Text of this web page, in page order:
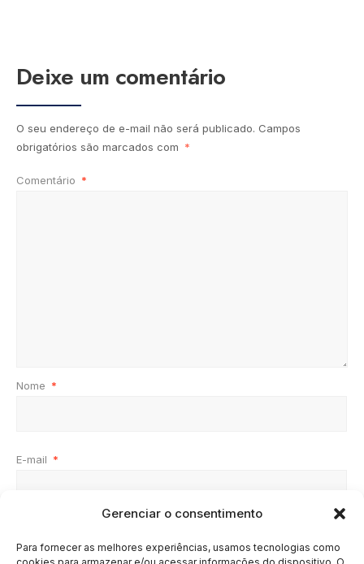
Gerenciar o consentimento
Para fornecer as melhores experiências, usamos tecnologias como
Deixe um comentário
O seu endereço de e-mail não será publicado. Campos
obrigatórios são marcados com *
Comentário *
Nome *
E-mail *